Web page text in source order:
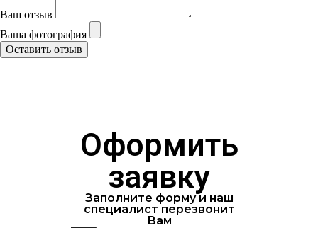
Ваш отзыв
Ваша фотография
Оставить отзыв
Оформить
заявку
Заполните форму и наш
специалист перезвонит
Вам